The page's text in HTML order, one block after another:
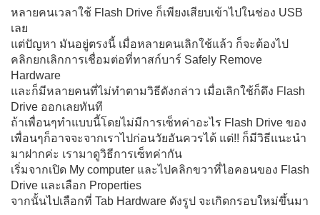
หลายคนเวลาใช้ Flash Drive ก็เพียงเสียบเข้าไปในช่อง USB
เลย
แต่ปัญหา มันอยู่ตรงนี้ เมื่อหลายคนเลิกใช้แล้ว ก็จะต้องไป
คลิกยกเลิกการเชื่อมต่อที่ทาสก์บาร์ Safely Remove
Hardware
และก็มีหลายคนที่ไม่ทำตามวิธีดังกล่าว เมื่อเลิกใช้ก็ดึง Flash
Drive ออกเลยทันที
ถ้าเพื่อนๆทำแบบนี้โดยไม่มีการเซ็ทค่าอะไร Flash Drive ของ
เพื่อนๆก็อาจจะจากเราไปก่อนวัยอันควรได้ แต่!! ก็มีวิธีแนะนำ
มาฝากค่ะ เรามาดูวิธีการเซ็ทค่ากัน
เริ่มจากเปิด My computer และไปคลิกขวาที่ไอคอนของ Flash
Drive และเลือก Properties
จากนั้นไปเลือกที่ Tab Hardware ดังรูป จะเกิดกรอบใหม่ขึ้นมา